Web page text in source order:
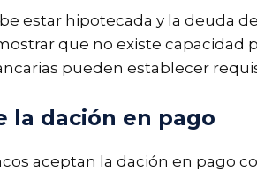
estar hipotecada y la deuda
que no existe capacidad
pueden establecer
la dación en pago
aceptan la dación en pago